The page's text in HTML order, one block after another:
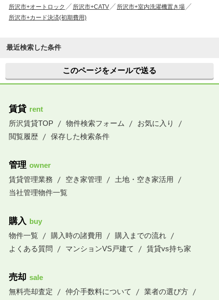
所沢市+オートロック
所沢市+CATV
所沢市+室内洗濯機置き場
所沢市+カード決済(初期費用)
最近検索した条件
このページをメールで送る
賃貸 rent
所沢賃貸TOP
物件検索フォーム
お気に入り
閲覧履歴
保存した検索条件
管理 owner
賃貸管理業務
空き家管理
土地・空き家活用
当社管理物件一覧
購入 buy
物件一覧
購入時の諸費用
購入までの流れ
よくある質問
マンションVS戸建て 賃貸vs持ち家
売却 sale
無料売却査定
仲介手数料について
業者の選び方